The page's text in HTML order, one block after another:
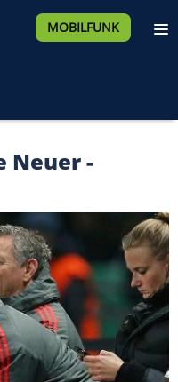
MOBILFUNK
Neuer -